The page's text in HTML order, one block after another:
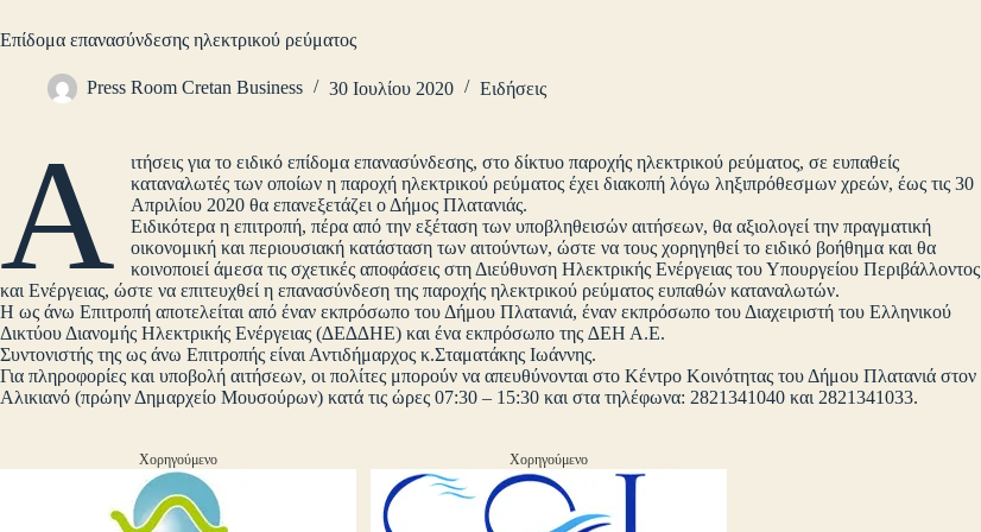
Επίδομα επανασύνδεσης ηλεκτρικού ρεύματος
Press Room Cretan Business 30 Ιουλίου 2020 Ειδήσεις
Α
ιτήσεις για το ειδικό επίδομα επανασύνδεσης, στο δίκτυο παροχής ηλεκτρικού ρεύματος, σε ευπαθείς
καταναλωτές των οποίων η παροχή ηλεκτρικού ρεύματος έχει διακοπή λόγω ληξιπρόθεσμων χρεών, έως τις 30
Απριλίου 2020 θα επανεξετάζει ο Δήμος Πλατανιάς.
Ειδικότερα η επιτροπή, πέρα από την εξέταση των υποβληθεισών αιτήσεων, θα αξιολογεί την πραγματική
οικονομική και περιουσιακή κατάσταση των αιτούντων, ώστε να τους χορηγηθεί το ειδικό βοήθημα και θα
κοινοποιεί άμεσα τις σχετικές αποφάσεις στη Διεύθυνση Ηλεκτρικής Ενέργειας του Υπουργείου Περιβάλλοντος
και Ενέργειας, ώστε να επιτευχθεί η επανασύνδεση της παροχής ηλεκτρικού ρεύματος ευπαθών καταναλωτών.
Η ως άνω Επιτροπή αποτελείται από έναν εκπρόσωπο του Δήμου Πλατανιά, έναν εκπρόσωπο του Διαχειριστή του Ελληνικού
Δικτύου Διανομής Ηλεκτρικής Ενέργειας (∆Ε∆∆ΗΕ) και ένα εκπρόσωπο της ∆ΕΗ Α.Ε.
Συντονιστής της ως άνω Επιτροπής είναι Αντιδήμαρχος κ.Σταματάκης Ιωάννης.
Για πληροφορίες και υποβολή αιτήσεων, οι πολίτες μπορούν να απευθύνονται στο Κέντρο Κοινότητας του Δήμου Πλατανιά στον
Αλικιανό (πρώην Δημαρχείο Μουσούρων) κατά τις ώρες 07:30 – 15:30 και στα τηλέφωνα: 2821341040 και 2821341033.
Χορηγούμενο Χορηγούμενο